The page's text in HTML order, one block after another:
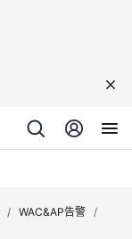
/ WAC&AP告警 /